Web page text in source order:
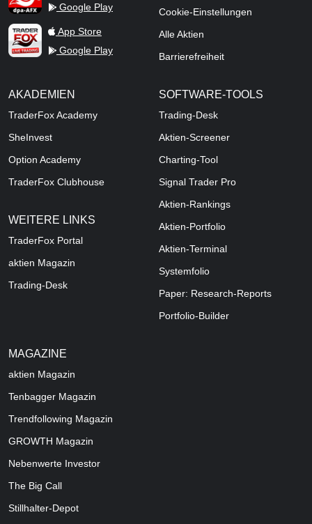
Google Play
TraderFox Live Trading
App Store
Google Play
Cookie-Einstellungen
Alle Aktien
Barrierefreiheit
AKADEMIEN
TraderFox Academy
SheInvest
Option Academy
TraderFox Clubhouse
WEITERE LINKS
TraderFox Portal
aktien Magazin
Trading-Desk
SOFTWARE-TOOLS
Trading-Desk
Aktien-Screener
Charting-Tool
Signal Trader Pro
Aktien-Rankings
Aktien-Portfolio
Aktien-Terminal
Systemfolio
Paper: Research-Reports
Portfolio-Builder
MAGAZINE
aktien Magazin
Tenbagger Magazin
Trendfollowing Magazin
GROWTH Magazin
Nebenwerte Investor
The Big Call
Stillhalter-Depot